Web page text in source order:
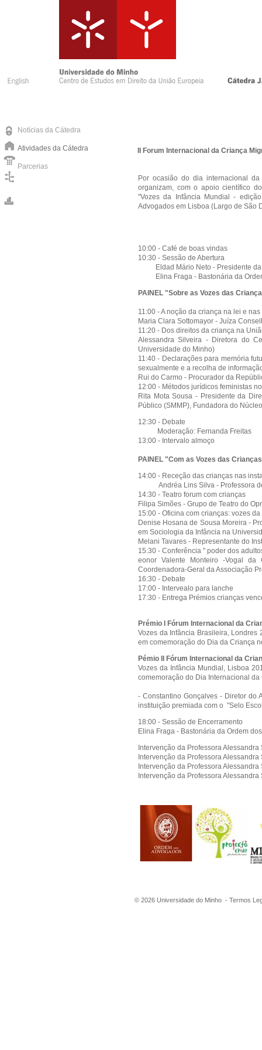
Notícias da Cátedra
Atividades da Cátedra
Parcerias
II Forum Internacional da Criança
Por ocasião do dia internacional
organizam, com o apoio científico
"Vozes da Infância Mundial -
Advogados em Lisboa (Largo de São
10:00 - Café de boas vindas
10:30 - Sessão de Abertura
Eldad Mário Neto - Presidente da
Elina Fraga - Bastonária da
PAINEL "Sobre as Vozes das
11:00 - A noção da criança na lei e
Maria Clara Sottomayor - Juíza
11:20 - Dos direitos da criança na
Alessandra Silveira - Diretora do
Universidade do Minho)
11:40 - Declarações para memória
sexualmente e a recolha de
Rui do Carmo - Procurador da
12:00 - Métodos jurídicos feministas
Rita Mota Sousa - Presidente da
Público (SMMP), Fundadora do
12:30 - Debate
Moderação: Fernanda Freitas
13:00 - Intervalo almoço
PAINEL "Com as Vozes das
14:00 - Receção das crianças nas
Andréa Lins Silva - Professora de
14:30 - Teatro forum com crianças
Filipa Simões - Grupo de Teatro do
15:00 - Oficina com crianças: vozes
Denise Hosana de Sousa Moreira -
em Sociologia da Infância na
Melani Tavares - Representante do
15:30 - Conferência " poder dos
eonor Valente Monteiro -Vogal
Coordenadora-Geral da Associação
16:30 - Debate
17:00 - Intervealo para lanche
17:30 - Entrega Prémios crianças
Prémio I Fórum Internacional da
Vozes da Infância Brasileira,
em comemoração do Dia da Criança
Pémio II Fórum Internacional da
Vozes da Infância Mundial, Lisboa
comemoração do Dia Internacional da
- Constantino Gonçalves -
instituição premiada com o "Selo
18:00 - Sessão de Encerramento
Elina Fraga - Bastonária da Ordem
Intervenção da Professora
Intervenção da Professora Alessandra
Intervenção da Professora Alessandra
Intervenção da Professora Alessandra
© 2026 Universidade do Minho - Termos